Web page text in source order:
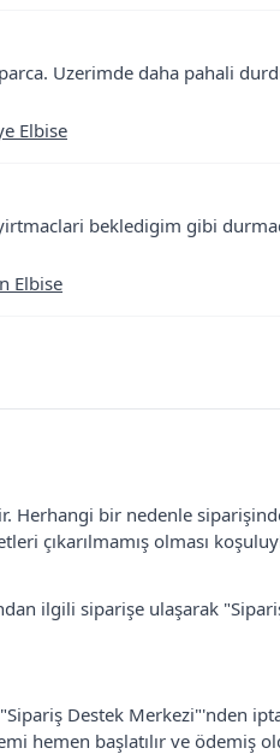
Uzerimde daha pahali
Elbise
bekledigim gibi
Elbise
Herhangi bir nedenle
çıkarılmamış olması
ilgili siparişe ulaşarak
Destek Merkezi"'nden
hemen başlatılır ve ödemiş